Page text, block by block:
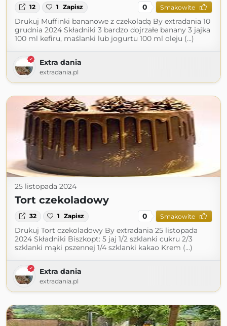
12 1 Zapisz 0 Smakowite
Drukuj Muffinki bananowe z czekoladą By extradania 10
grudnia 2024 Składniki 3 bardzo dojrzałe banany 3 jajka
100 ml kefiru, maślanki lub jogurtu 100 ml oleju (...)
Extra dania
extradania.pl
25 listopada 2024
Tort czekoladowy
32 1 Zapisz 0 Smakowite
Drukuj Tort czekoladowy By extradania 25 listopada
2024 Składniki Biszkopt: 5 jaj 1/2 szklanki cukru 2/3
szklanki mąki pszennej 1/4 szklanki kakao Krem (...)
Extra dania
extradania.pl